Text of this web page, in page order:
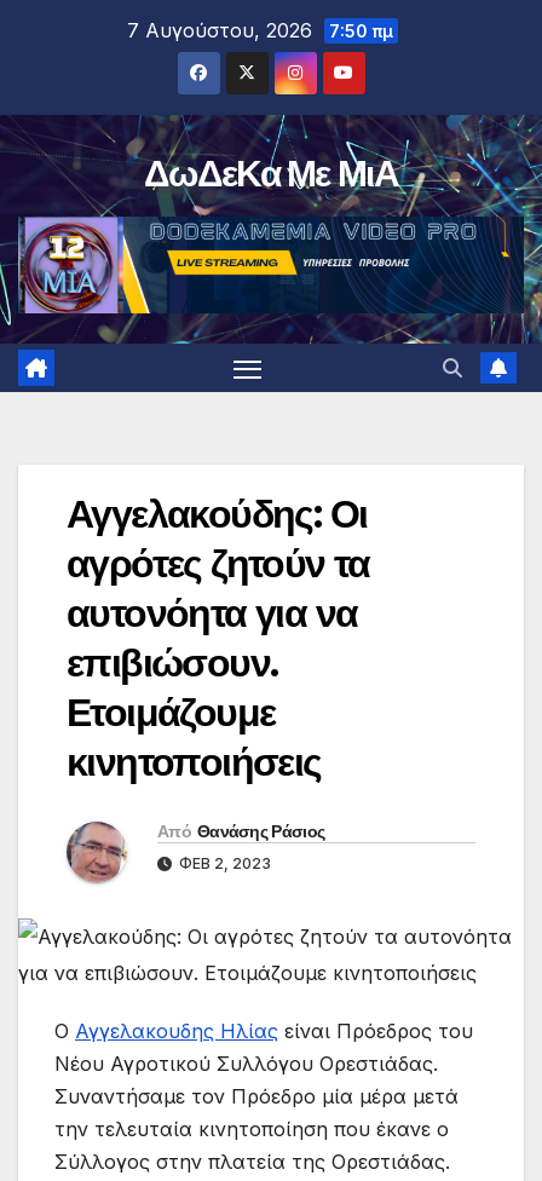
7 Αυγούστου, 2026 7:50 πμ
ΔωΔεΚα Με ΜιΑ
Αγγελακούδης: Οι
αγρότες ζητούν τα
αυτονόητα για να
επιβιώσουν.
Ετοιμάζουμε
κινητοποιήσεις
Από Θανάσης Ράσιος
ΦΕΒ 2, 2023
Ο Αγγελακουδης Ηλίας είναι Πρόεδρος του
Νέου Αγροτικού Συλλόγου Ορεστιάδας.
Συναντήσαμε τον Πρόεδρο μία μέρα μετά
την τελευταία κινητοποίηση που έκανε ο
Σύλλογος στην πλατεία της Ορεστιάδας.